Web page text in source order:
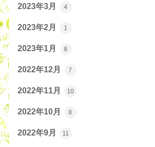
2023年3月 4
2023年2月 1
2023年1月 8
2022年12月 7
2022年11月 10
2022年10月 8
2022年9月 11